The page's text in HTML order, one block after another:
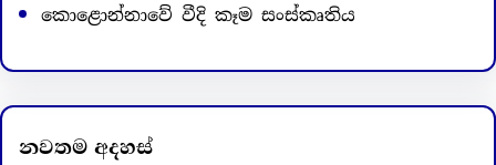
කොළොන්නාවේ වීදි කෑම සංස්කෘතිය
නවතම අදහස්